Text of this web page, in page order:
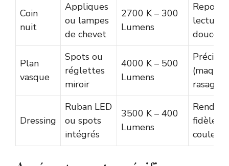
Coin
nuit
Appliques
ou lampes
de chevet
2700 K – 300
Lumens
Repos
lecture
douce
Plan
vasque
Spots ou
réglettes
miroir
4000 K – 500
Lumens
rasage)
Dressing
Ruban LED
ou spots
intégrés
3500 K – 400
Lumens
Rendu
fidèle
couleurs